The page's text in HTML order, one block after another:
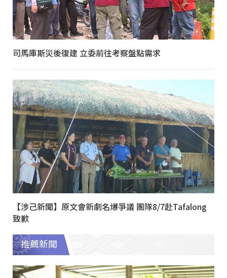
司馬庫斯災後復建 立委前往考察盤點需求
【涉己新聞】原文會新劇名爆爭議 團隊8/7赴Tafalong
致歉
推薦新聞